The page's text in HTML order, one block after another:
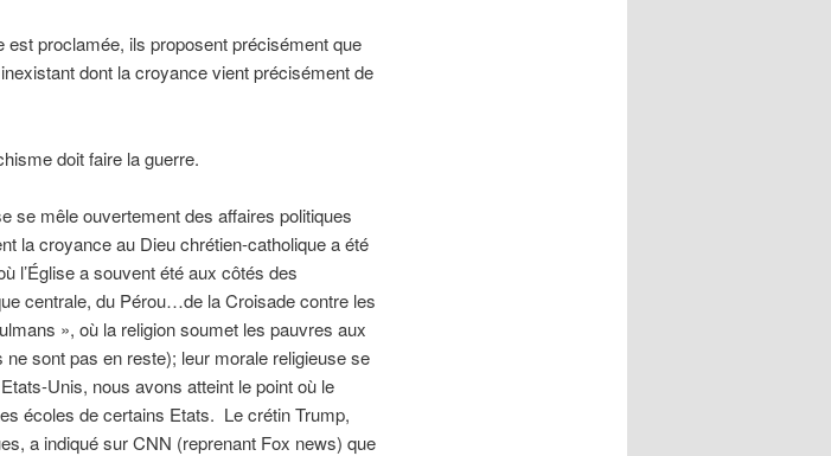
proclamée, ils proposent précisément que
dont la croyance vient précisément de
doit faire la guerre.
se mêle ouvertement des affaires politiques
la croyance au Dieu chrétien-catholique a été
l’Église a souvent été aux côtés des
centrale, du Pérou…de la Croisade contre les
», où la religion soumet les pauvres aux
sont pas en reste); leur morale religieuse se
Unis, nous avons atteint le point où le
écoles de certains Etats. Le crétin Trump,
a indiqué sur CNN (reprenant Fox news) que